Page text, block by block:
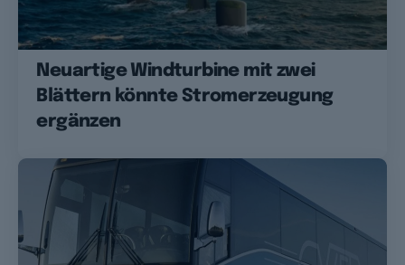
Neuartige Windturbine mit zwei
Blättern könnte Stromerzeugung
ergänzen